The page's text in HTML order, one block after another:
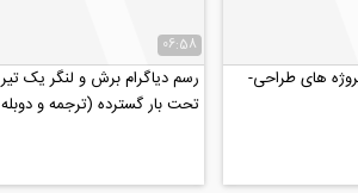
های طراحی-
06:58
رسم دیاگرام برش و لنگر یک تیر
تحت بار گسترده (ترجمه و دوبله